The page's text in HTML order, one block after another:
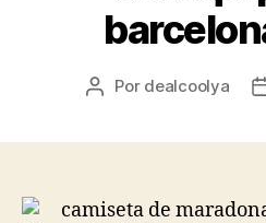
Autor
Por dealcoolya